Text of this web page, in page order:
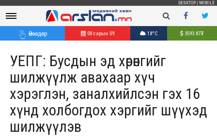
DESKTOP MOBILE
Өнөөдөр 08 сарын 09 18°C 3593.87₮
УЕПГ: Бусдын эд хөрөнгийг
шилжүүлж авахаар хүч
хэрэглэн, заналхийлсэн гэх 16
хүнд холбогдох хэргийг шүүхэд
шилжүүлэв